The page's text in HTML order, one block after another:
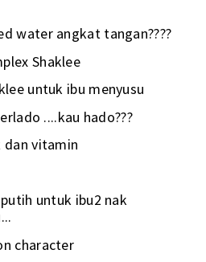
water angkat tangan????
Shaklee
untuk ibu menyusu
....kau hado???
dan vitamin
untuk ibu2 nak
character